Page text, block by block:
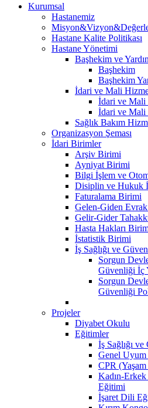
Kurumsal
Hastanemiz
Hastane Kalite Politikası
Hastane Yönetimi
Başhekim ve
Başhekim
Başhekim
İdari ve Mali
İdari ve Mali
İdari ve Mali
Sağlık Bakım
Organizasyon Şeması
İdari Birimler
Arşiv Birimi
Ayniyat Birimi
Bilgi İşlem ve
Disiplin ve Hukuk
Faturalama Birimi
Gelen-Giden
Gelir-Gider
Hasta Hakları
İstatistik Birimi
İş Sağlığı ve
Sorgun
Güvenliği İç
Sorgun
Güvenliği
Projeler
Diyabet Okulu
Eğitimler
İş Sağlığı
Genel
CPR
Kadın-Erkek
Eğitimi
İşaret Dili